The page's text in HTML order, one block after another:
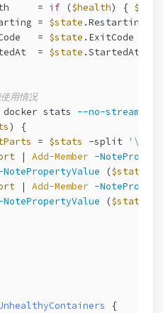
=
if ($health) {
=
$state .Restarting
=
$state .ExitCode
=
$state .StartedAt
用情况
docker stats --no-stream
) {
= $stats -split
'\|'
| Add-Member -
NotePropertyValue (
| Add-Member -
NotePropertyValue (
{